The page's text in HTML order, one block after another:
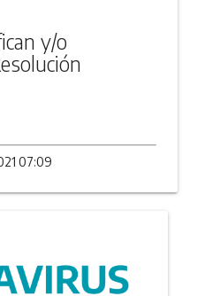
y/o
07:09